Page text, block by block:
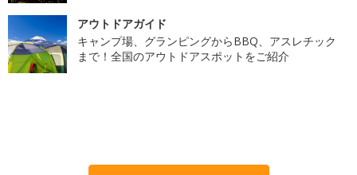
アウトドアガイド
キャンプ場、グランピングからBBQ、アスレチック
まで！全国のアウトドアスポットをご紹介